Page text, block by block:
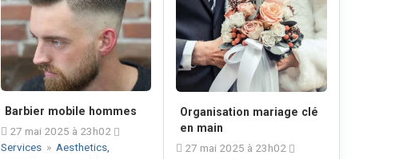
Barbier mobile hommes
27 mai 2025 à 23h02
Services » Aesthetics,
Organisation mariage clé
en main
27 mai 2025 à 23h02